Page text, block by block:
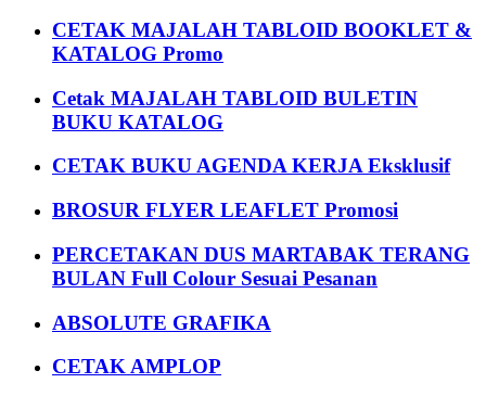
CETAK MAJALAH TABLOID BOOKLET &
KATALOG Promo
Cetak MAJALAH TABLOID BULETIN
BUKU KATALOG
CETAK BUKU AGENDA KERJA Eksklusif
BROSUR FLYER LEAFLET Promosi
PERCETAKAN DUS MARTABAK TERANG
BULAN Full Colour Sesuai Pesanan
ABSOLUTE GRAFIKA
CETAK AMPLOP